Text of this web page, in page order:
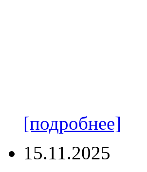
[подробнее]
15.11.2025